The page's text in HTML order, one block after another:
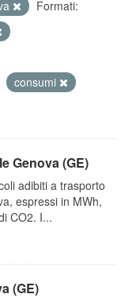
Formati:
consumi
Genova (GE)
adibiti a trasporto
espressi in MWh,
CO2. I...
(GE)